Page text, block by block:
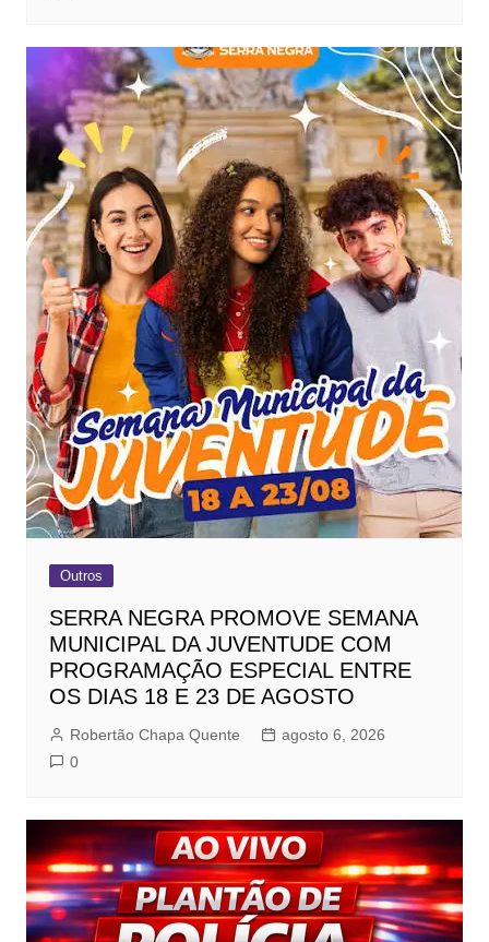
Outros
SERRA NEGRA PROMOVE SEMANA
MUNICIPAL DA JUVENTUDE COM
PROGRAMAÇÃO ESPECIAL ENTRE
OS DIAS 18 E 23 DE AGOSTO
Robertão Chapa Quente
agosto 6, 2026
0